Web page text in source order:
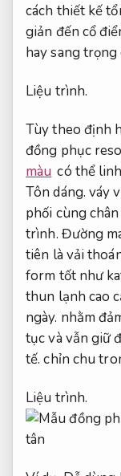
cách thiết kế
giản đến cổ
hay sang trọng
Liệu trình.
Tùy theo định
đồng phục
màu có thể
Tôn dáng. váy
phối cùng
trình. Đường
tiên là vải
form tốt như
thun lạnh cao
ngày. nhằm
tục và vẫn giữ
tế. chỉn chu
Liệu trình.